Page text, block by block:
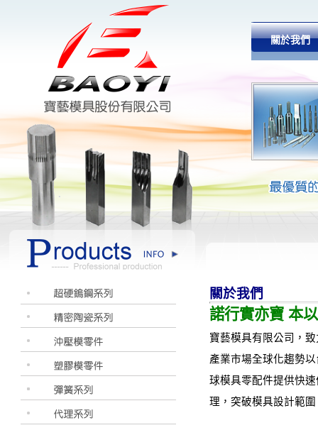
關於我們
關於我們
諾行實亦寶 本
寶藝模具有限公司，
產業市場全球化趨勢
球模具零配件提供快
理，突破模具設計範